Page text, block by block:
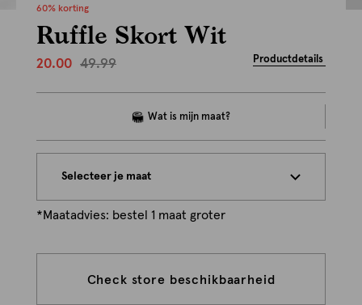
60% korting
Ruffle Skort Wit
20.00 49.99 Productdetails
Selecteer je maat
*Maatadvies: bestel 1 maat groter
Check store beschikbaarheid